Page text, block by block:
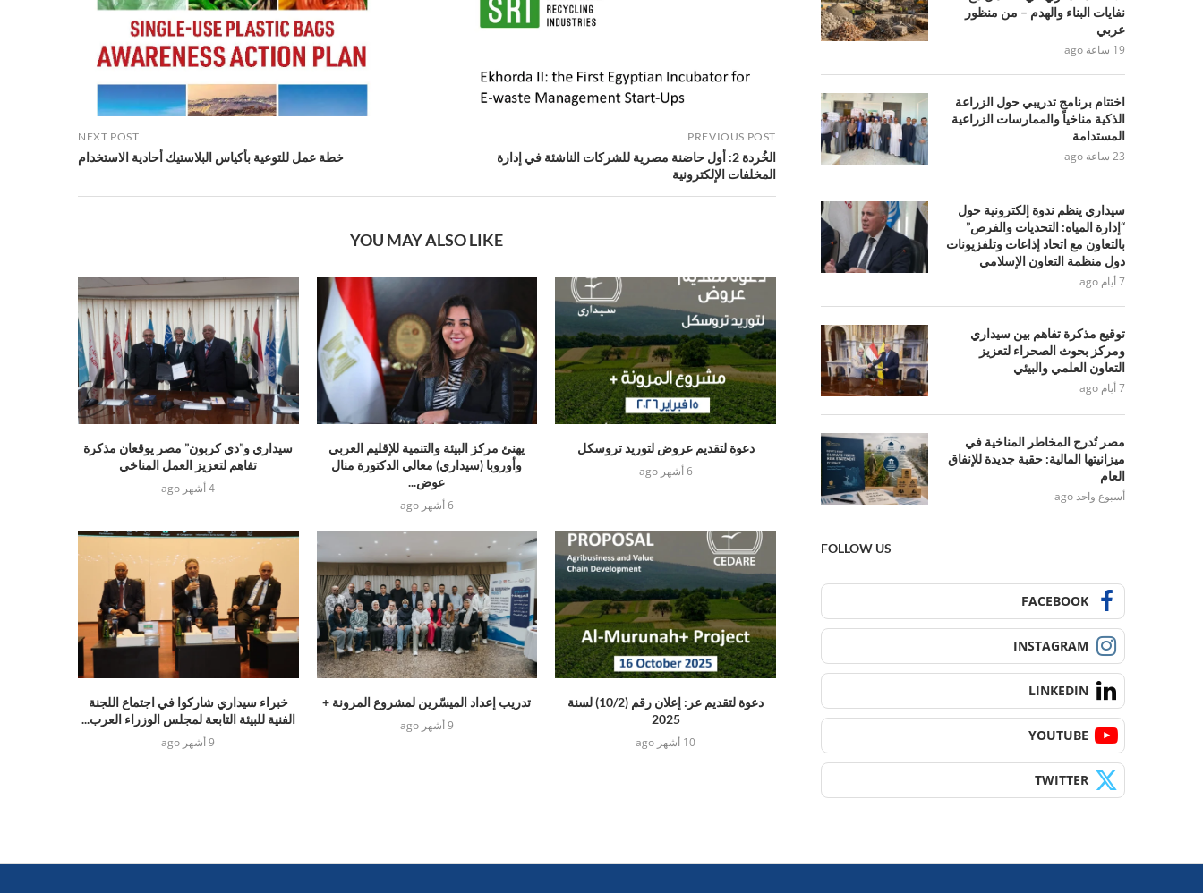
PREVIOUS POST
الخُردة 2: أول حاضنة مصرية للشركات الناشئة في إدارة
المخلفات الإلكترونية
NEXT POST
خطة عمل للتوعية بأكياس البلاستيك أحادية الاستخدام
YOU MAY ALSO LIKE
سيداري و”دي كربون” مصر يوقعان مذكرة
تفاهم لتعزيز العمل المناخي
4 أشهر ago
يهنئ مركز البيئة والتنمية للإقليم العربي
وأوروبا (سيداري) معالي الدكتورة منال
عوض...
6 أشهر ago
دعوة لتقديم عروض لتوريد تروسكل
6 أشهر ago
خبراء سيداري شاركوا في اجتماع اللجنة
الفنية للبيئة التابعة لمجلس الوزراء العرب...
9 أشهر ago
تدريب إعداد الميسّرين لمشروع المرونة +
9 أشهر ago
دعوة لتقديم عر: إعلان رقم (10/2) لسنة
2025
10 أشهر ago
نفايات البناء والهدم – من منظور
عربي
19 ساعة ago
اختتام برنامج تدريبي حول الزراعة
الذكية مناخياً والممارسات الزراعية
المستدامة
23 ساعة ago
سيداري ينظم ندوة إلكترونية حول
“إدارة المياه: التحديات والفرص”
بالتعاون مع اتحاد إذاعات وتلفزيونات
دول منظمة التعاون الإسلامي
7 أيام ago
توقيع مذكرة تفاهم بين سيداري
ومركز بحوث الصحراء لتعزيز
التعاون العلمي والبيئي
7 أيام ago
مصر تُدرج المخاطر المناخية في
ميزانيتها المالية: حقبة جديدة للإنفاق
العام
أسبوع واحد ago
FOLLOW US
FACEBOOK
INSTAGRAM
LINKEDIN
YOUTUBE
TWITTER